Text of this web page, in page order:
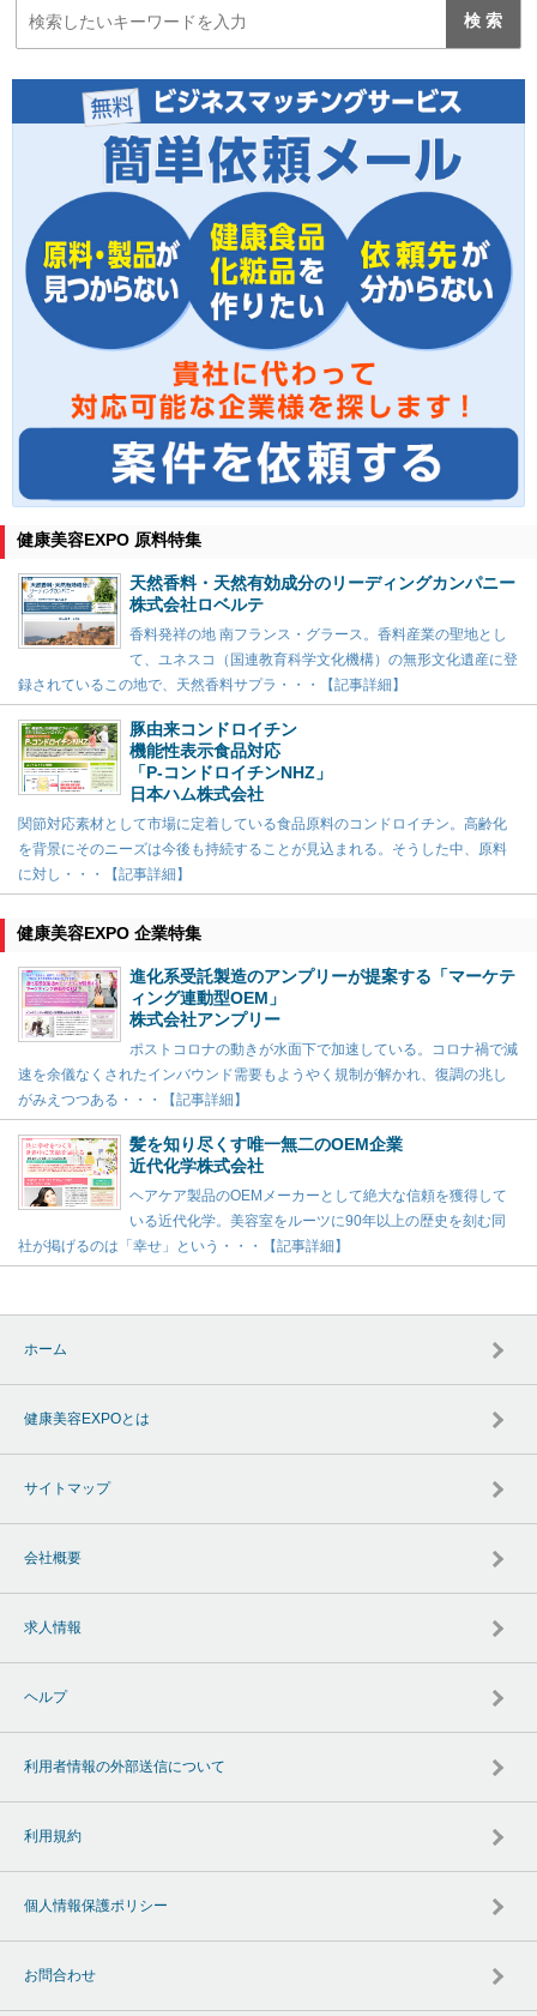
健康美容EXPO 原料特集
天然香料・天然有効成分のリーディングカンパニー
株式会社ロベルテ
香料発祥の地 南フランス・グラース。香料産業の聖地とし
て、ユネスコ（国連教育科学文化機構）の無形文化遺産に登
録されているこの地で、天然香料サプラ・・・【記事詳細】
豚由来コンドロイチン
機能性表示食品対応
「P-コンドロイチンNHZ」
日本ハム株式会社
関節対応素材として市場に定着している食品原料のコンドロイチン。高齢化
を背景にそのニーズは今後も持続することが見込まれる。そうした中、原料
に対し・・・【記事詳細】
健康美容EXPO 企業特集
進化系受託製造のアンプリーが提案する「マーケテ
ィング連動型OEM」
株式会社アンプリー
ポストコロナの動きが水面下で加速している。コロナ禍で減
速を余儀なくされたインバウンド需要もようやく規制が解かれ、復調の兆し
がみえつつある・・・【記事詳細】
髪を知り尽くす唯一無二のOEM企業
近代化学株式会社
ヘアケア製品のOEMメーカーとして絶大な信頼を獲得して
いる近代化学。美容室をルーツに90年以上の歴史を刻む同
社が掲げるのは「幸せ」という・・・【記事詳細】
ホーム
健康美容EXPOとは
サイトマップ
会社概要
求人情報
ヘルプ
利用者情報の外部送信について
利用規約
個人情報保護ポリシー
お問合わせ